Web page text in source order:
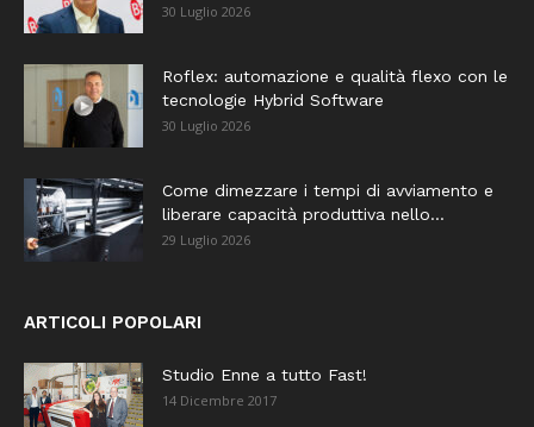
30 Luglio 2026
Roflex: automazione e qualità flexo con le
tecnologie Hybrid Software
30 Luglio 2026
Come dimezzare i tempi di avviamento e
liberare capacità produttiva nello...
29 Luglio 2026
ARTICOLI POPOLARI
Studio Enne a tutto Fast!
14 Dicembre 2017